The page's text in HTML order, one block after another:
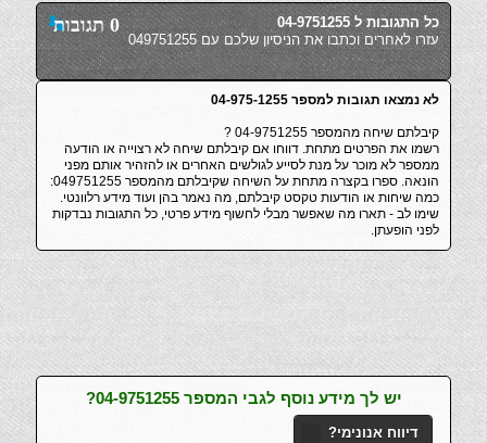
0 תגובות
כל התגובות ל 04-9751255
עזרו לאחרים וכתבו את הניסיון שלכם עם 049751255
לא נמצאו תגובות למספר 04-975-1255
קיבלתם שיחה מהמספר 04-9751255 ?
רשמו את הפרטים מתחת. דווחו אם קיבלתם שיחה לא רצוייה או הודעה
ממספר לא מוכר על מנת לסייע לגולשים האחרים או להזהיר אותם מפני
הונאה. ספרו בקצרה מתחת על השיחה שקיבלתם מהמספר 049751255:
כמה שיחות או הודעות טקסט קיבלתם, מה נאמר בהן ועוד מידע רלוונטי.
שימו לב - תארו מה שאפשר מבלי לחשוף מידע פרטי, כל התגובות נבדקות
לפני הופעתן.
יש לך מידע נוסף לגבי המספר 04-9751255?
דיווח אנונימי?